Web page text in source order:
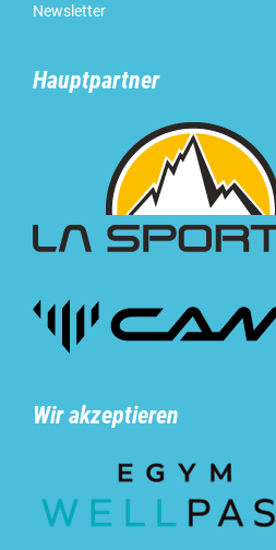
Newsletter
Hauptpartner
Wir akzeptieren